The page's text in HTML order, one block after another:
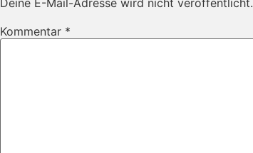
Kommentar *